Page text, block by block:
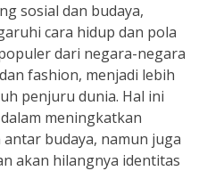
sosial dan budaya,
cara hidup dan pola
dari negara-negara
fashion, menjadi lebih
penjuru dunia. Hal ini
meningkatkan
budaya, namun juga
akan hilangnya identitas